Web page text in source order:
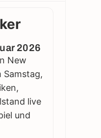
2026
New
Samstag,
live
und